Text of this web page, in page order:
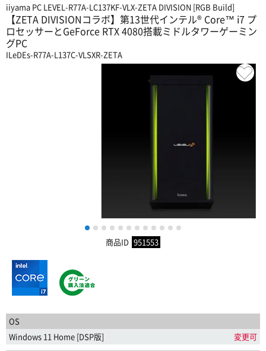
iiyama PC LEVEL-R77A-LC137KF-VLX-ZETA DIVISION [RGB Build]
【ZETA DIVISIONコラボ】第13世代インテル® Core™ i7 プ
ロセッサーとGeForce RTX 4080搭載ミドルタワーゲーミン
グPC
ILeDEs-R77A-L137C-VLSXR-ZETA
1 2 3 4 5 6 7 8 9 10 11
商品ID 951553
OS
Windows 11 Home [DSP版]
変更可